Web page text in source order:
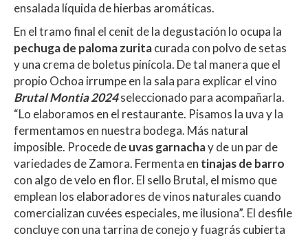
ensalada líquida de hierbas aromáticas.
En el tramo final el cenit de la degustación lo ocupa la
pechuga de paloma zuritacurada con polvo de setas
y una crema de boletus pinícola. De tal manera que el
propio Ochoa irrumpe en la sala para explicar el vino
Brutal Montia 2024seleccionado para acompañarla.
“Lo elaboramos en el restaurante. Pisamos la uva y la
fermentamos en nuestra bodega. Más natural
imposible. Procede deuvas garnachay de un par de
variedades de Zamora. Fermenta en tinajas de barro
con algo de velo en flor. El sello Brutal, el mismo que
emplean los elaboradores de vinos naturales cuando
comercializan cuvées especiales, me ilusiona”. El desfile
concluye con una tarrina de conejo y fuagrás cubierta